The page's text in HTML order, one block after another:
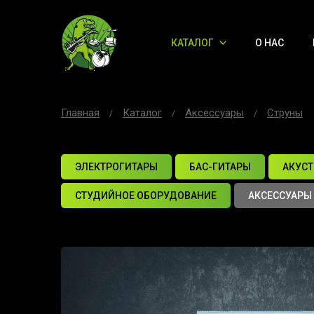
КАТАЛОГ О НАС
Главная Каталог Аксессуары Струны
ЭЛЕКТРОГИТАРЫ БАС-ГИТАРЫ
СТУДИЙНОЕ ОБОРУДОВАНИЕ АКСЕССУАРЫ